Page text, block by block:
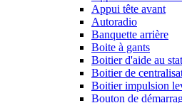
Appui tête avant
Autoradio
Banquette arrière
Boite à gants
Boitier d'aide au
Boitier de
Boitier impulsion
Bouton de